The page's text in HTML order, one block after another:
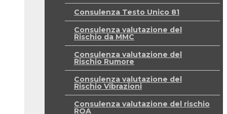
Consulenza Testo Unico 81
Consulenza valutazione del
Rischio da MMC
Consulenza valutazione del
Rischio Rumore
Consulenza valutazione del
Rischio Vibrazioni
Consulenza valutazione del rischio
ROA